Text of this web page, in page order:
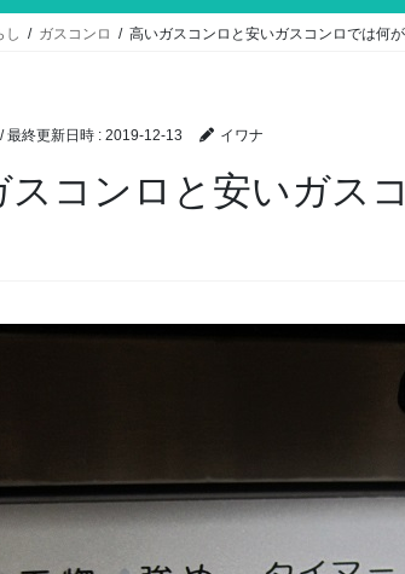
し ガスコンロ 高いガスコンロと安いガスコンロでは何
/ 最終更新日時 : 2019-12-13 イワナ
スコンロと安いガス